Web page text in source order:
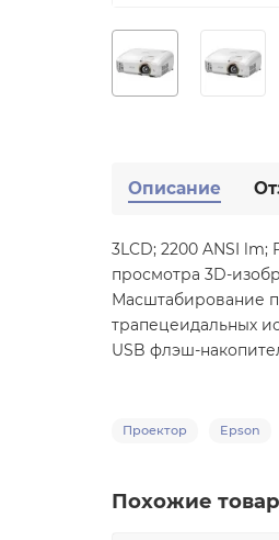
Описание
3LCD; 2200 ANSI lm;
просмотра 3D-
Масштабирование
трапецеидальных
USB флэш-
Проектор Epson
Похожие